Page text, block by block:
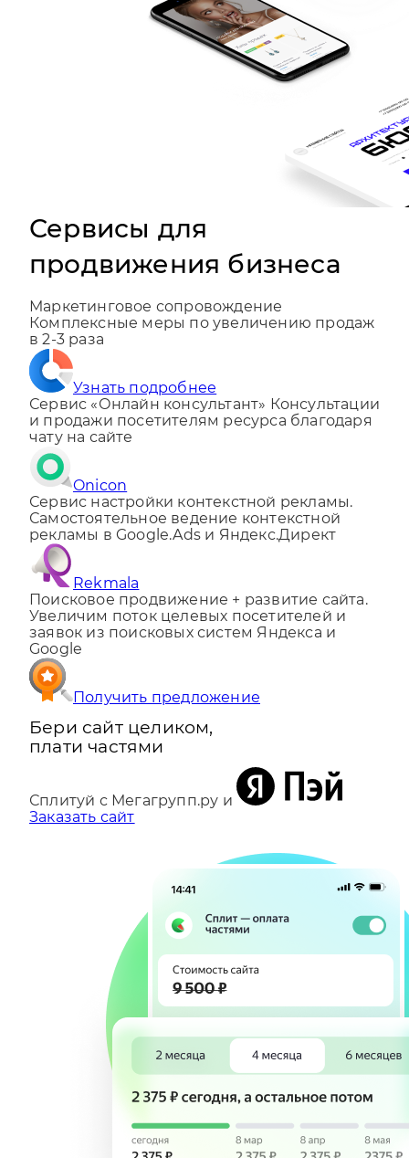
Сервисы для
продвижения бизнеса
Маркетинговое сопровождение
Комплексные меры по увеличению продаж
в 2-3 раза
Узнать подробнее
Сервис «Онлайн консультант» Консультации
и продажи посетителям ресурса благодаря
чату на сайте
Onicon
Сервис настройки контекстной рекламы.
Самостоятельное ведение контекстной
рекламы в Google.Ads и Яндекс.Директ
Rekmala
Поисковое продвижение + развитие сайта.
Увеличим поток целевых посетителей и
заявок из поисковых систем Яндекса и
Google
Получить предложение
Бери сайт целиком,
плати частями
Сплитуй с Мегагрупп.ру и
Заказать сайт